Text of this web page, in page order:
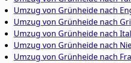
Umzug von Grünheide nach
Umzug von Grünheide nach
Umzug von Grünheide nach
Umzug von Grünheide nach
Umzug von Grünheide nach